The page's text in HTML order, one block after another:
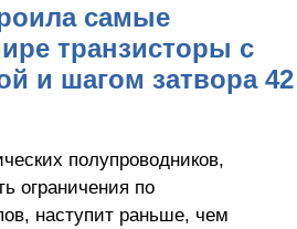
самые
транзисторы с
и шагом затвора 42
полупроводников,
ограничения по
наступит раньше, чем